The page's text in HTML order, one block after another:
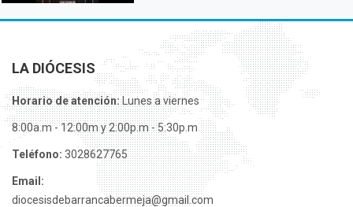
LA DIÓCESIS
Horario de atención:Lunes a viernes
8:00a.m - 12:00m y 2:00p.m - 5:30p.m
Teléfono: 3028627765
Email:
diocesisdebarrancabermeja@gmail.com